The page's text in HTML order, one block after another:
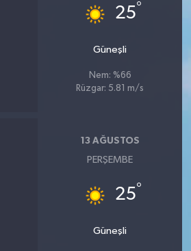
25°
Güneşli
Nem: %66
Rüzgar: 5.81 m/s
13 AĞUSTOS
PERŞEMBE
25°
Güneşli